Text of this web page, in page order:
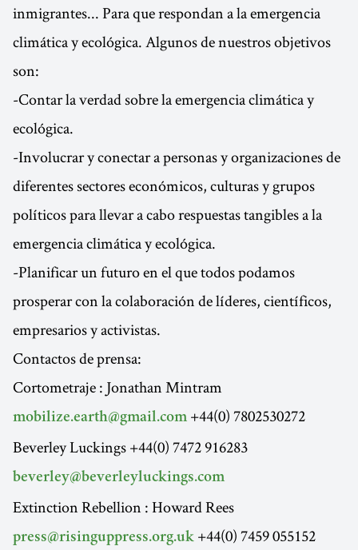
inmigrantes... Para que respondan a la emergencia
climática y ecológica. Algunos de nuestros objetivos
son:
-Contar la verdad sobre la emergencia climática y
ecológica.
-Involucrar y conectar a personas y organizaciones de
diferentes sectores económicos, culturas y grupos
políticos para llevar a cabo respuestas tangibles a la
emergencia climática y ecológica.
-Planificar un futuro en el que todos podamos
prosperar con la colaboración de líderes, científicos,
empresarios y activistas.
Contactos de prensa:
Cortometraje : Jonathan Mintram
mobilize.earth@gmail.com +44(0) 7802530272
Beverley Luckings +44(0) 7472 916283
beverley@beverleyluckings.com
Extinction Rebellion : Howard Rees
press@risinguppress.org.uk +44(0) 7459 055152